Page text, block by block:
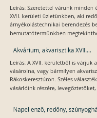
Leírás: Szeretettel várunk
XVII. kerületi üzletünkben, aki
árnyékolástechnikai berendezés
bemutatótermünkben
Akvárium, akvarisztika XVII....
Leírás: A XVII. kerületből is
vásárolna, vagy bármilyen
Rákoskeresztúron. Széles
vásárlóink részére,
Napellenző, redőny,